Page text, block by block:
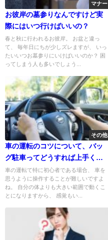
マナー
お彼岸の墓参りなんですけど実
際にはいつ行けばいいの？
春と秋に行われるお彼岸。 お盆と違っ
て、 毎年日にちが少しズレますが、 いっ
たいいつお墓参りにいけばいいのか？ 困
ってしまう人も多いでしょう...
その他
車の運転のコツについて、バッ
グ駐車ってどうすれば上手くな
るの？
車の運転て特に初心者である場合、 車を
思うように操作することが難しいですよ
ね。 自分の体よりも大きい範囲で動くこ
とになりますから、 感覚もい...